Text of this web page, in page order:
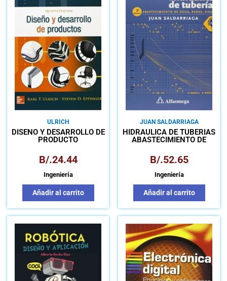
ULRICH
DISEÑO Y DESARROLLO DE
PRODUCTO
B/.24.44
Ingeniería
Añadir al carrito
JUAN SALDARRIAGA
HIDRÁULICA DE TUBERÍAS
ABASTECIMIENTO DE
B/.52.65
Ingeniería
Añadir al carrito